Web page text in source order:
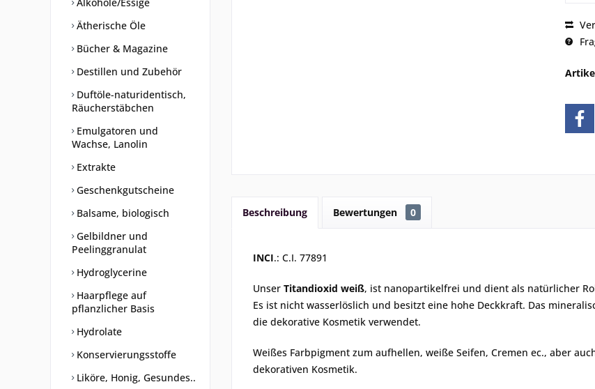
Ätherische Öle
Bücher & Magazine
Destillen und Zubehör
Duftöle-naturidentisch,
Räucherstäbchen
Emulgatoren und
Wachse, Lanolin
Extrakte
Geschenkgutscheine
Balsame, biologisch
Gelbildner und
Peelinggranulat
Hydroglycerine
Haarpflege auf
pflanzlicher Basis
Hydrolate
Konservierungsstoffe
Liköre, Honig, Gesundes..
Beschreibung Bewertungen 0
INCI.: C.I. 77891
Unser Titandioxid weiß, ist nanopartikelfrei und dient als natürlicher
Es ist nicht wasserlöslich und besitzt eine hohe Deckkraft. Das
die dekorative Kosmetik verwendet.
Weißes Farbpigment zum aufhellen, weiße Seifen, Cremen ec., aber
dekorativen Kosmetik.